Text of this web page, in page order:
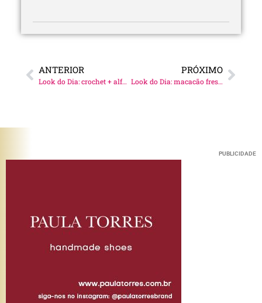
ANTERIOR
Look do Dia: crochet + alfaiataria!
PRÓXIMO
Look do Dia: macacão fresh!
PUBLICIDADE